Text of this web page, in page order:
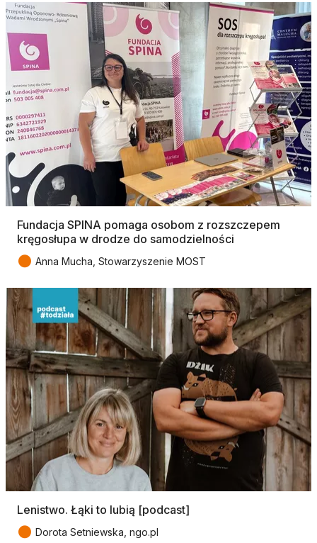
Fundacja SPINA pomaga osobom z rozszczepem
kręgosłupa w drodze do samodzielności
● Anna Mucha, Stowarzyszenie MOST
Lenistwo. Łąki to lubią [podcast]
● Dorota Setniewska, ngo.pl